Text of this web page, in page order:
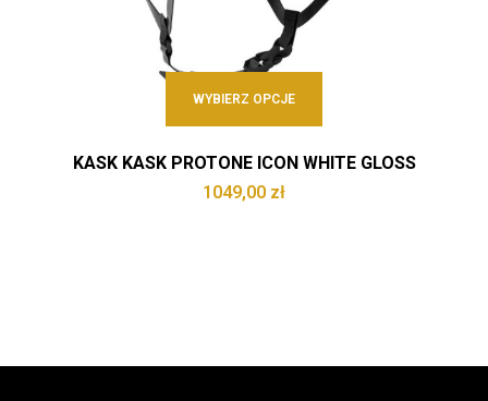
WYBIERZ OPCJE
KASK KASK PROTONE ICON WHITE GLOSS
1049,00 zł